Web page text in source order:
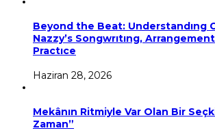
Beyond the Beat: Understandıng
Nazzy’s Songwrıtıng,
Practıce
Haziran 28, 2026
Mekânın Ritmiyle Var Olan Bir
Zaman”